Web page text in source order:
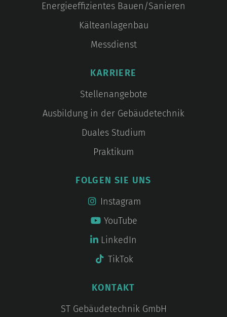
Energieeffizientes Bauen/Sanieren
Kälteanlagenbau
Messdienst
KARRIERE
Stellenangebote
Ausbildung in der Gebäudetechnik
Duales Studium
Praktikum
FOLGEN SIE UNS
Instagram
YouTube
LinkedIn
TikTok
KONTAKT
ST Gebäudetechnik GmbH